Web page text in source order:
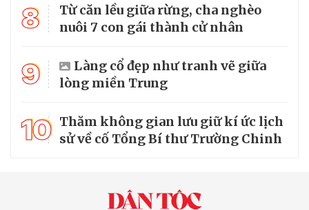
8
Từ căn lều giữa rừng, cha nghèo
nuôi 7 con gái thành cử nhân
9
Làng cổ đẹp như tranh vẽ giữa
lòng miền Trung
10 Thăm không gian lưu giữ kí ức lịch
sử về cố Tổng Bí thư Trường Chinh